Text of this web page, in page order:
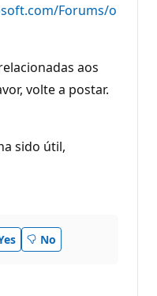
Forums/o
aos
volte a postar.
sido útil,
No